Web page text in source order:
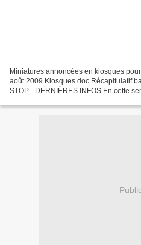
Miniatures annoncées en kiosques
août 2009 Kiosques.doc Récapitulatif
STOP - DERNIÈRES INFOS En cette